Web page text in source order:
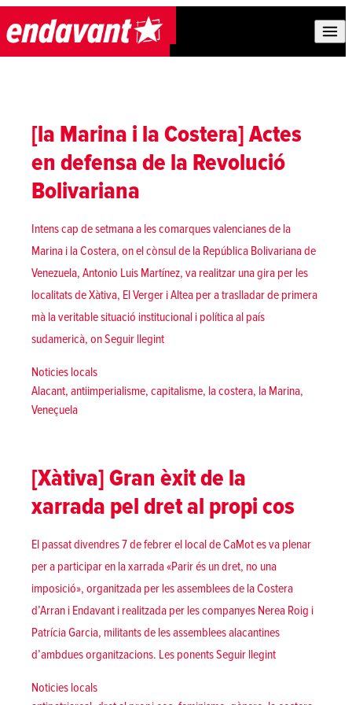
Skip to content
[la Marina i la Costera] Actes
en defensa de la Revolució
Bolivariana
Intens cap de setmana a les comarques valencianes de la
Marina i la Costera, on el cònsul de la República Bolivariana de
Venezuela, Antonio Luis Martínez, va realitzar una gira per les
localitats de Xàtiva, El Verger i Altea per a traslladar de primera
mà la veritable situació institucional i política al país
sudamericà, onSeguir llegint«[la Marina i la Costera] Actes en
Posted in
Noticies locals
Tags:
Alacant, antiimperialisme, capitalisme, la costera, la Marina,
Veneçuela
[Xàtiva] Gran èxit de la
xarrada pel dret al propi cos
El passat divendres 7 de febrer el local de CaMot es va plenar
per a participar en la xarrada «Parir és un dret, no una
imposició», organitzada per les assemblees de la Costera
d’Arran i Endavant i realitzada per les companyes Nerea Roig i
Patrícia Garcia, militants de les assemblees alacantines
d’ambdues organitzacions. Les ponentsSeguir llegint«[Xàtiva] Gran
Posted in
Noticies locals